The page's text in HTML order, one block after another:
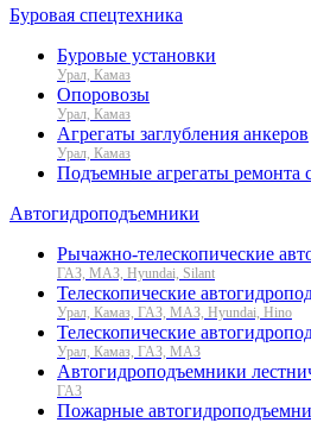
Буровая спецтехника
Буровые установки
Урал, Камаз
Опоровозы
Урал, Камаз
Агрегаты заглубления анкеров
Урал, Камаз
Подъемные агрегаты ремонта
Автогидроподъемники
Рычажно-телескопические
ГАЗ, МАЗ, Hyundai, Silant
Телескопические
Урал, Камаз, ГАЗ, МАЗ, Hyundai, Hino
Телескопические
Урал, Камаз, ГАЗ, МАЗ
Автогидроподъемники
ГАЗ
Пожарные